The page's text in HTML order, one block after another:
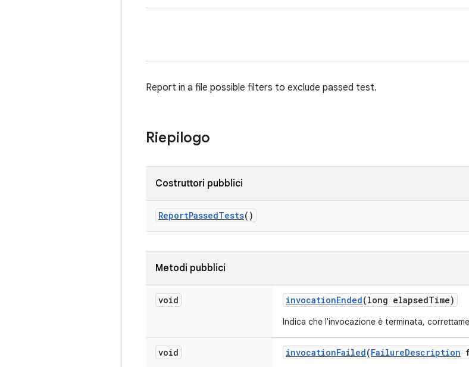
Report in a file possible filters to exclude passed test.
Riepilogo
Costruttori pubblici
ReportPassedTests()
Metodi pubblici
void invocationEnded(long elapsedTime)
Indica che l'invocazione è terminata,
void invocationFailed(FailureDescription